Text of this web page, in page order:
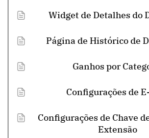
Widget de Detalhes do
Página de Histórico de
Ganhos por
Configurações de
Configurações de Chave
Extensão